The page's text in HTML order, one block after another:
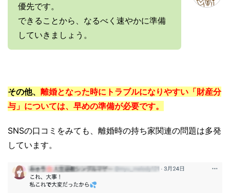
優先です。
できることから、なるべく速やかに準備
していきましょう。
その他、 離婚となった時にトラブルになりやすい「財産分
与」については、早めの準備が必要です。
SNSの口コミをみても、離婚時の持ち家関連の問題は多発
しています。